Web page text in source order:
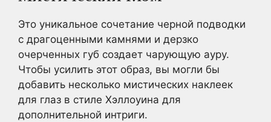
Это уникальное сочетание черной подводки
с драгоценными камнями и дерзко
очерченных губ создает чарующую ауру.
Чтобы усилить этот образ, вы могли бы
добавить несколько мистических наклеек
для глаз в стиле Хэллоуина для
дополнительной интриги.